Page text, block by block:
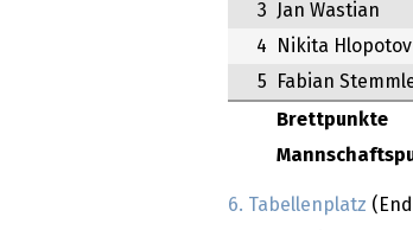
Brettpunkte
3
Jan Wastian
4
Nikita Hlopotov
5
Fabian
6. Tabellenplatz